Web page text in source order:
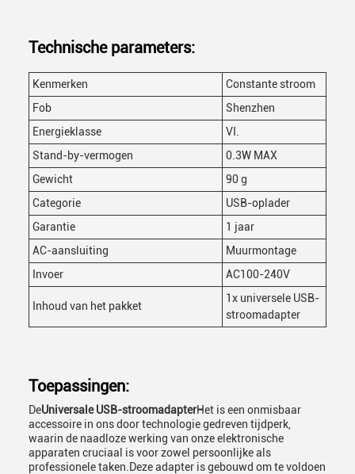
Technische parameters:
Kenmerken
Constante stroom
Fob
Shenzhen
Energieklasse
VI.
Stand-by-vermogen
0.3W MAX
Gewicht
90 g
Categorie
USB-oplader
Garantie
1 jaar
AC-aansluiting
Muurmontage
Invoer
AC100-240V
Inhoud van het pakket
1x universele USB-
stroomadapter
Toepassingen:
DeUniversale USB-stroomadapterHet is een onmisbaar
accessoire in ons door technologie gedreven tijdperk,
waarin de naadloze werking van onze elektronische
apparaten cruciaal is voor zowel persoonlijke als
professionele taken.Deze adapter is gebouwd om te voldoen